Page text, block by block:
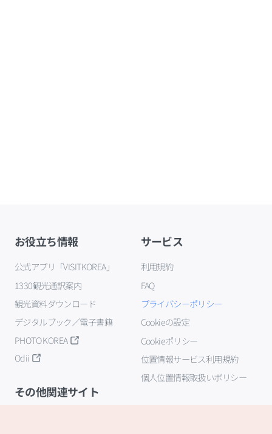
お役立ち情報
公式アプリ「VISITKOREA」
1330観光通訳案内
観光資料ダウンロード
デジタルブック／電子書籍
PHOTO KOREA
Odii
サービス
利用規約
FAQ
プライバシーポリシー
Cookieの設定
Cookieポリシー
位置情報サービス利用規約
個人位置情報取扱いポリシー
その他関連サイト